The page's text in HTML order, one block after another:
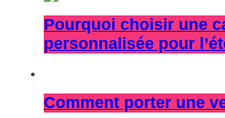
Pourquoi choisir une
personnalisée pour
Comment porter une